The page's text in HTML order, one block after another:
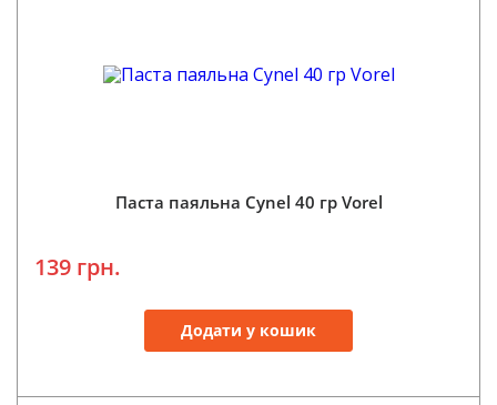
Паста паяльна Cynel 40 гр Vorel
139 грн.
Додати у кошик